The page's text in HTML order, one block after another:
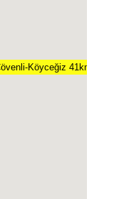
Köyceğiz 41km